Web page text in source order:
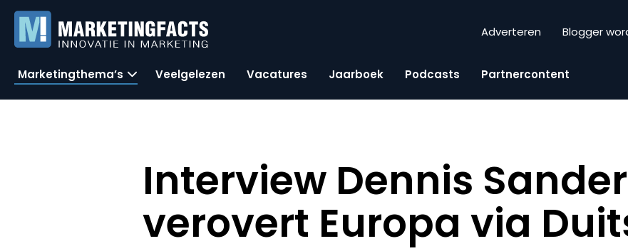
Adverteren Blogger
Marketingthema’s Veelgelezen Vacatures Jaarboek Podcasts Partnercontent
Interview Dennis
verovert Europa via